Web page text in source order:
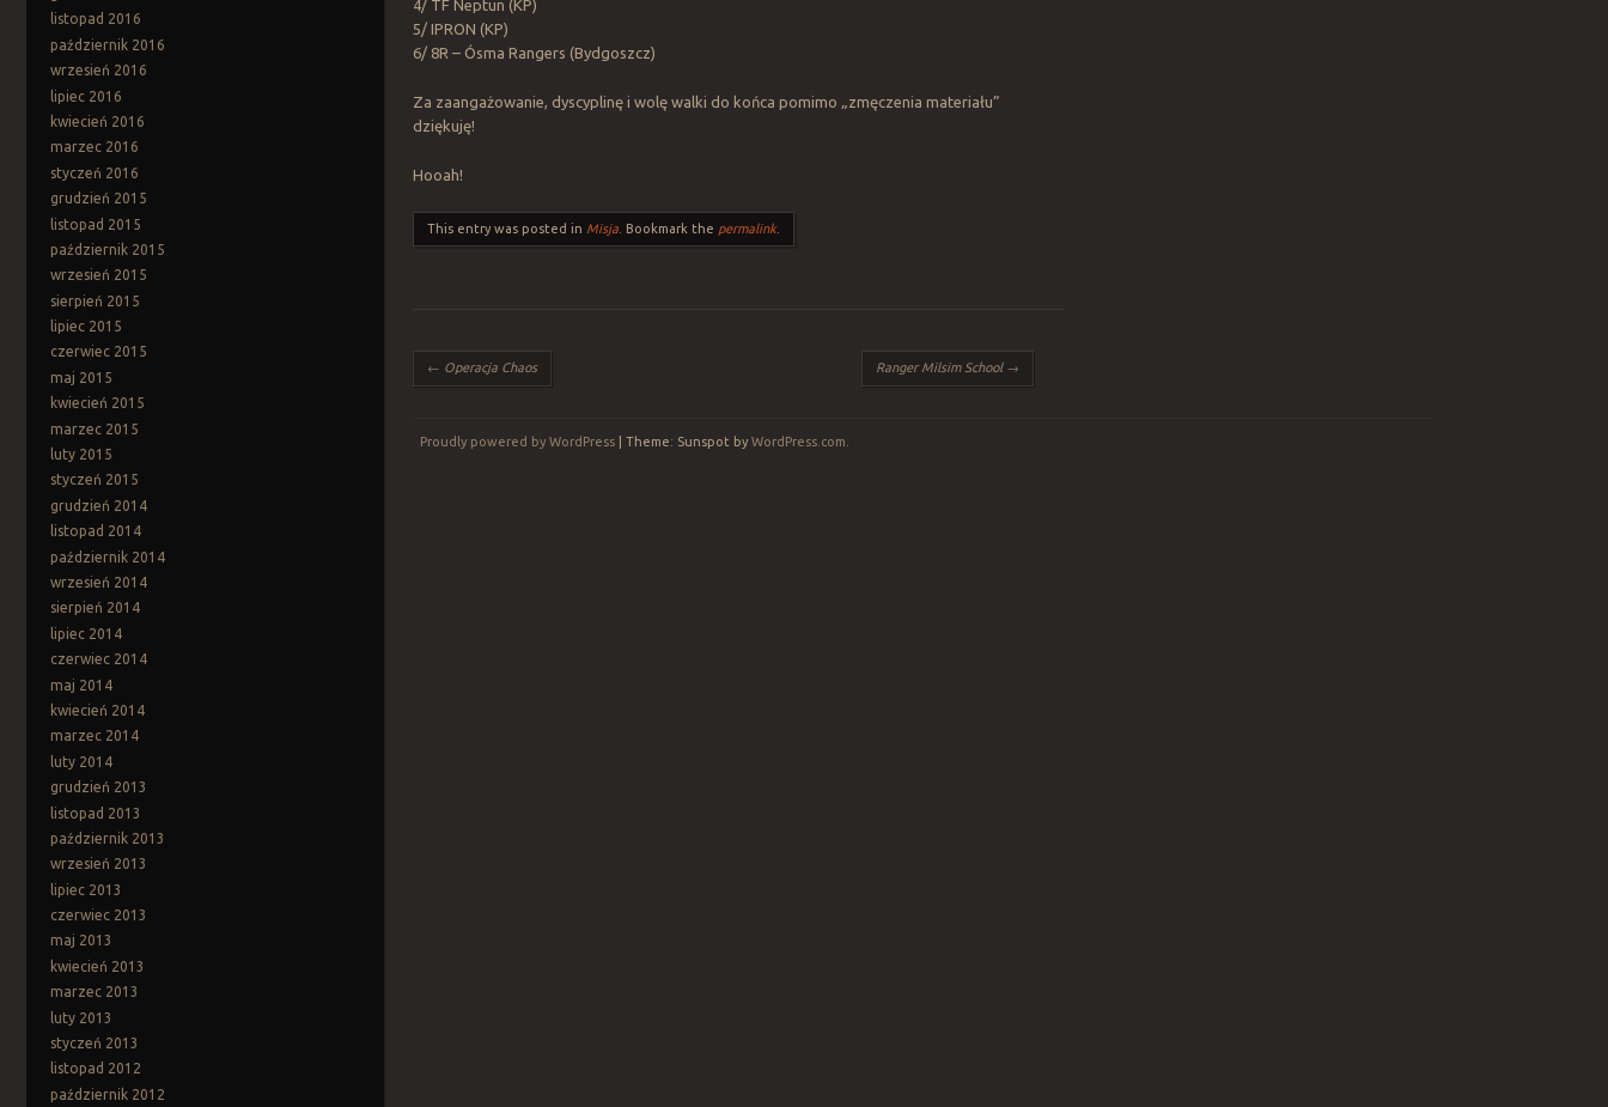
listopad 2016
październik 2016
wrzesień 2016
lipiec 2016
kwiecień 2016
marzec 2016
styczeń 2016
grudzień 2015
listopad 2015
październik 2015
wrzesień 2015
sierpień 2015
lipiec 2015
czerwiec 2015
maj 2015
kwiecień 2015
marzec 2015
luty 2015
styczeń 2015
grudzień 2014
listopad 2014
październik 2014
wrzesień 2014
sierpień 2014
lipiec 2014
czerwiec 2014
maj 2014
kwiecień 2014
marzec 2014
luty 2014
grudzień 2013
listopad 2013
październik 2013
wrzesień 2013
lipiec 2013
czerwiec 2013
maj 2013
kwiecień 2013
marzec 2013
luty 2013
styczeń 2013
listopad 2012
październik 2012
4/ TF Neptun (KP)
5/ IPRON (KP)
6/ 8R – Ósma Rangers (Bydgoszcz)
Za zaangażowanie, dyscyplinę i wolę walki do końca pomimo „zmęczenia materiału”
dziękuję!
Hooah!
This entry was posted in Misja . Bookmark the permalink.
Post navigation
← Operacja Chaos Ranger Milsim School →
Proudly powered by WordPress Theme: Sunspot by WordPress.com